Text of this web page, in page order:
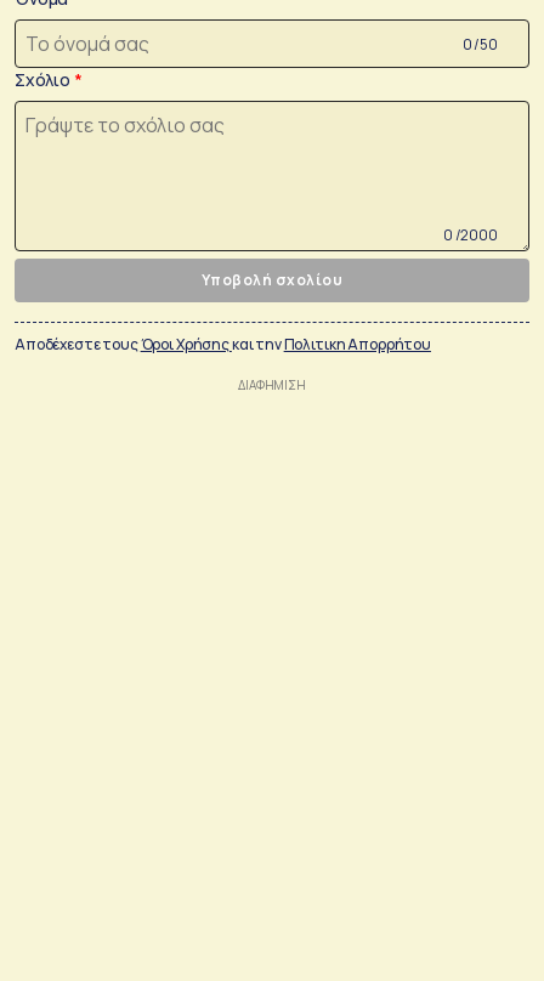
0 /50
Σχόλιο
0 /2000
Υποβολή σχολίου
Αποδέχεστε τουςΌροι Χρήσηςκαι τηνΠολιτικη Απορρήτου